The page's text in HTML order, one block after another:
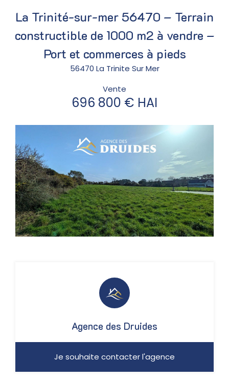
La Trinité-sur-mer 56470 – Terrain
constructible de 1000 m2 à vendre –
Port et commerces à pieds
56470 La Trinite Sur Mer
Vente
696 800 € HAI
Agence des Druides
Je souhaite contacter l'agence